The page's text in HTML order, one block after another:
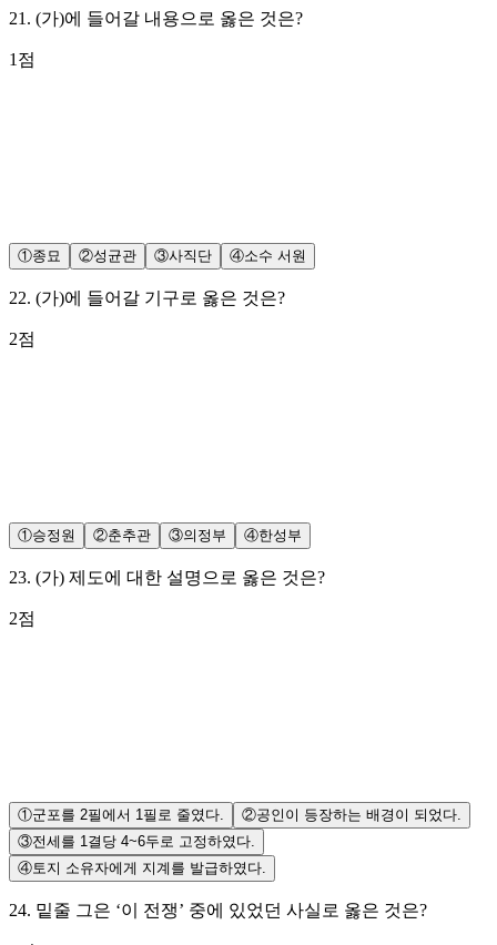
21 . (가)에 들어갈 내용으로 옳은 것은?
1 점
①종묘 ②성균관 ③사직단 ④소수 서원
22. (가)에 들어갈 기구로 옳은 것은?
2점
①승정원 ②춘추관 ③의정부 ④한성부
23. (가) 제도에 대한 설명으로 옳은 것은?
2점
①군포를 2필에서 1필로 줄였다. ②공인이 등장하는 배경이 되었다.
③전세를 1결당 4~6두로 고정하였다.
④토지 소유자에게 지계를 발급하였다.
24. 밑줄 그은 ‘이 전쟁’ 중에 있었던 사실로 옳은 것은?